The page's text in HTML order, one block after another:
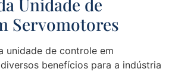
Unidade de
Servomotores
unidade de controle em
benefícios para a indústria